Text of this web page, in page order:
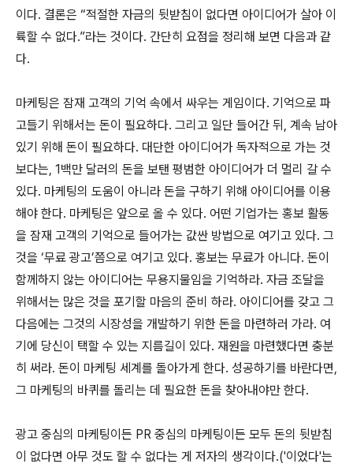
이다. 결론은 “적절한 자금의 뒷받침이 없다면 아이디어가 살아 이
륙할 수 없다.”라는 것이다. 간단히 요점을 정리해 보면 다음과 같
다.
마케팅은 잠재 고객의 기억 속에서 싸우는 게임이다. 기억으로 파
고들기 위해서는 돈이 필요하다. 그리고 일단 들어간 뒤, 계속 남아
있기 위해 돈이 필요하다. 대단한 아이디어가 독자적으로 가는 것
보다는, 1백만 달러의 돈을 보탠 평범한 아이디어가 더 멀리 갈 수
있다. 마케팅의 도움이 아니라 돈을 구하기 위해 아이디어를 이용
해야 한다. 마케팅은 앞으로 올 수 있다. 어떤 기업가는 홍보 활동
을 잠재 고객의 기억으로 들어가는 값싼 방법으로 여기고 있다. 그
것을 ‘무료 광고’쯤으로 여기고 있다. 홍보는 무료가 아니다. 돈이
함께하지 않는 아이디어는 무용지물임을 기억하라. 자금 조달을
위해서는 많은 것을 포기할 마음의 준비 하라. 아이디어를 갖고 그
다음에는 그것의 시장성을 개발하기 위한 돈을 마련하러 가라. 여
기에 당신이 택할 수 있는 지름길이 있다. 재원을 마련했다면 충분
히 써라. 돈이 마케팅 세계를 돌아가게 한다. 성공하기를 바란다면,
그 마케팅의 바퀴를 돌리는 데 필요한 돈을 찾아내야만 한다.
광고 중심의 마케팅이든 PR 중심의 마케팅이든 모두 돈의 뒷받침
이 없다면 아무 것도 할 수 없다는 게 저자의 생각이다.('이었다'는